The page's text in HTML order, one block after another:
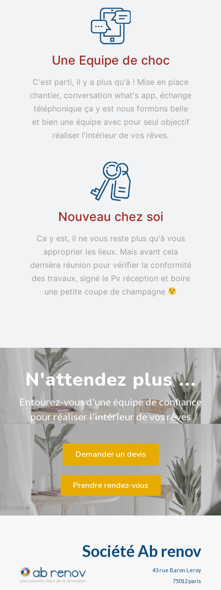
Une Equipe de choc
C'est parti, il y a plus qu'à ! Mise en place
chantier, conversation what's app, échange
téléphonique ça y est nous formons belle
et bien une équipe avec pour seul objectif
réaliser l'intérieur de vos rêves.
Nouveau chez soi
Ca y est, il ne vous reste plus qu'à vous
approprier les lieux. Mais avant cela
dernière réunion pour vérifier la conformité
des travaux, signé le Pv réception et boire
une petite coupe de champagne
N'attendez plus ...
Entourez-vous d'une équipe de confiance
pour réaliser l'intérieur de vos rêves
Demander un devis
Prendre rendez-vous
Société Ab renov
43 rue Baron Leroy
75012 paris